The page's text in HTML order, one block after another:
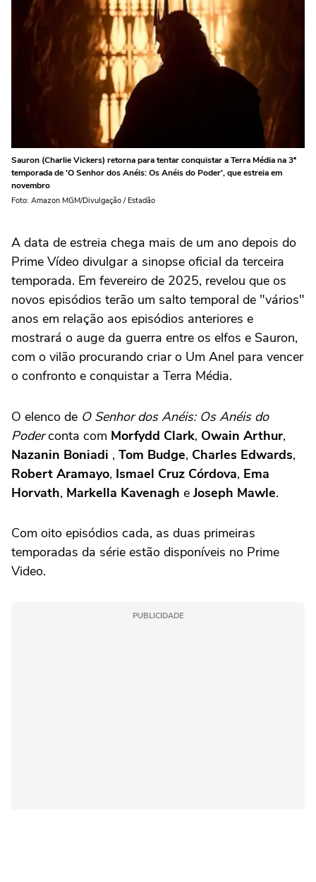
Sauron (Charlie Vickers) retorna para tentar conquistar a Terra Média na 3ª
temporada de 'O Senhor dos Anéis: Os Anéis do Poder', que estreia em
novembro
Foto: Amazon MGM/Divulgação / Estadão
A data de estreia chega mais de um ano depois do
Prime Vídeo divulgar a sinopse oficial da terceira
temporada. Em fevereiro de 2025, revelou que os
novos episódios terão um salto temporal de "vários"
anos em relação aos episódios anteriores e
mostrará o auge da guerra entre os elfos e Sauron,
com o vilão procurando criar o Um Anel para vencer
o confronto e conquistar a Terra Média.
O elenco de O Senhor dos Anéis: Os Anéis do
Poderconta com Morfydd Clark, Owain Arthur,
Nazanin Boniadi , Tom Budge, Charles Edwards,
Robert Aramayo, Ismael Cruz Córdova, Ema
Horvath, Markella Kavenagh e Joseph Mawle.
Com oito episódios cada, as duas primeiras
temporadas da série estão disponíveis no Prime
Video.
PUBLICIDADE